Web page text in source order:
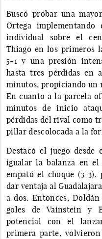
Buscó probar una
Ortega
individual sobre el
Thiago en los primeros
5-1 y una presión
hasta tres pérdidas en
minutos, propiciando un
En cuanto a la parcela
minutos de inicio
pérdidas del rival como
pillar descolocada a la
Destacó el juego
igualar la balanza en
empató el choque (3-
dar ventaja al
a dos. Entonces,
goles de Vainstein y
potencial con el
primera parte,